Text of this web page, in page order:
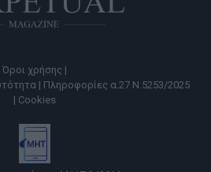
Όροι χρήσης |
| Πληροφορίες α.27 Ν.5253/2025
| Cookies